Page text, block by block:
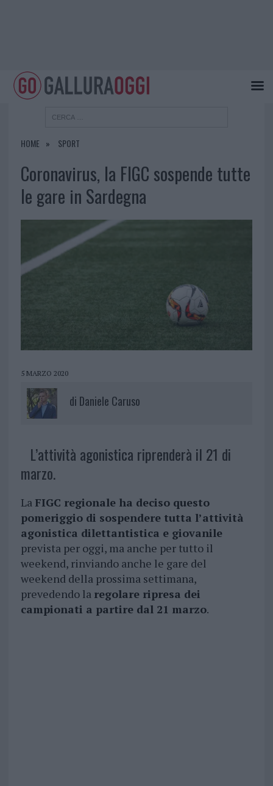
HOME SPORT
Coronavirus, la FIGC sospende tutte
le gare in Sardegna
5 MARZO 2020
di Daniele Caruso
L’attività agonistica riprenderà il 21 di
marzo.
La FIGC regionale ha deciso questo
pomeriggio di sospendere tutta l’attività
agonistica dilettantistica e giovanile
prevista per oggi, ma anche per tutto il
weekend, rinviando anche le gare del
weekend della prossima settimana,
prevedendo la regolare ripresa dei
campionati a partire dal 21 marzo.